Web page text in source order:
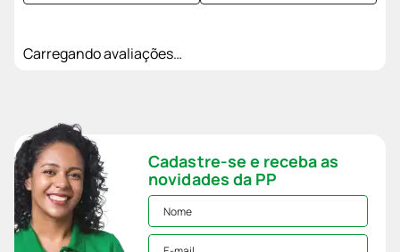
Carregando avaliações…
Cadastre-se e receba as
novidades da PP